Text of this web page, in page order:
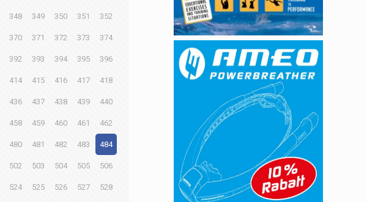
348 349 350 351 352
370 371 372 373 374
392 393 394 395 396
414 415 416 417 418
436 437 438 439 440
458 459 460 461 462
480 481 482 483 484
502 503 504 505 506
524 525 526 527 528